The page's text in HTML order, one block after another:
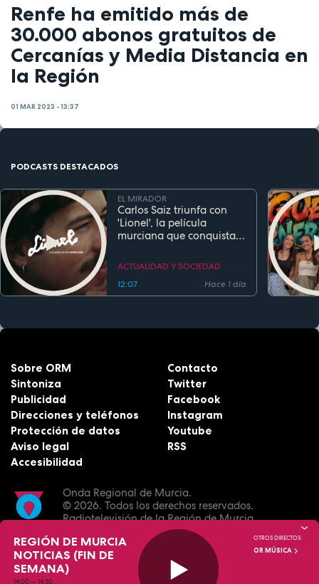
Renfe ha emitido más de
30.000 abonos gratuitos de
Cercanías y Media Distancia en
la Región
01 MAR 2023 - 13:37
PODCASTS DESTACADOS
EL MIRADOR
Carlos Saiz triunfa con
'Lionel', la película
murciana que conquista
estreno
ACTUALIDAD Y SOCIEDAD
12:07
Hace 1 día
Onda Regional de Murcia.
© 2026. Todos los derechos reservados.
Radiotelevisión de la Región de Murcia.
Sobre ORM
Sintoniza
Publicidad
Direcciones y teléfonos
Protección de datos
Aviso legal
Accesibilidad
Contacto
Twitter
Facebook
Instagram
Youtube
RSS
REGIÓN DE MURCIA
NOTICIAS (FIN DE
SEMANA)
14:00—14:30
OTROS DIRECTOS:
OR MÚSICA